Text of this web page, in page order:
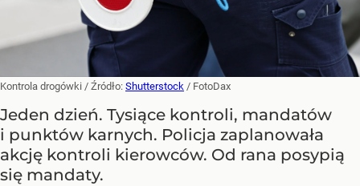
Kontrola drogówki / Źródło: Shutterstock / FotoDax
Jeden dzień. Tysiące kontroli, mandatów
i punktów karnych. Policja zaplanowała
akcję kontroli kierowców. Od rana posypią
się mandaty.